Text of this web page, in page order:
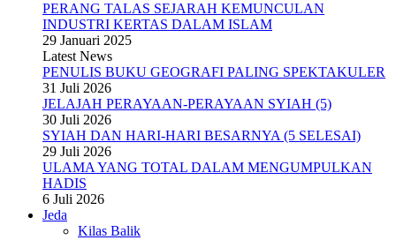
PERANG TALAS SEJARAH KEMUNCULAN
INDUSTRI KERTAS DALAM ISLAM
29 Januari 2025
Latest News
PENULIS BUKU GEOGRAFI PALING SPEKTAKULER
31 Juli 2026
JELAJAH PERAYAAN-PERAYAAN SYIAH (5)
30 Juli 2026
SYIAH DAN HARI-HARI BESARNYA (5 SELESAI)
29 Juli 2026
ULAMA YANG TOTAL DALAM MENGUMPULKAN
HADIS
6 Juli 2026
Jeda
Kilas Balik